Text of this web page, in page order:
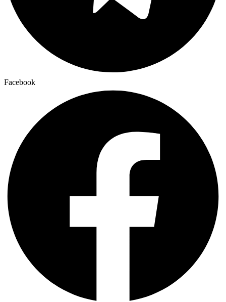
Facebook